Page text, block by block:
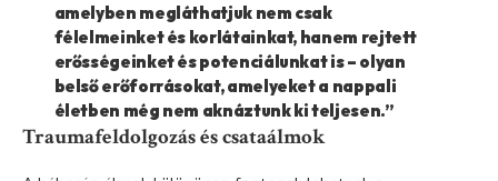
amelyben megláthatjuk nem csak
félelmeinket és korlátainkat, hanem rejtett
erősségeinket és potenciálunkat is – olyan
belső erőforrásokat, amelyeket a nappali
életben még nem aknáztunk ki teljesen.”
Traumafeldolgozás és csataálmok